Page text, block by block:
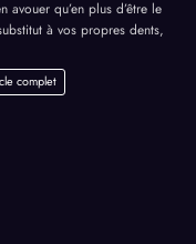
une
avouer qu’en plus d’être le
à vos propres dents,
complet